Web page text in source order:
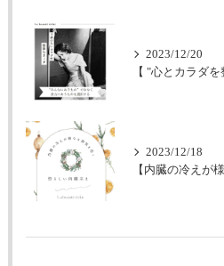
2023/12/20
2023/12/18